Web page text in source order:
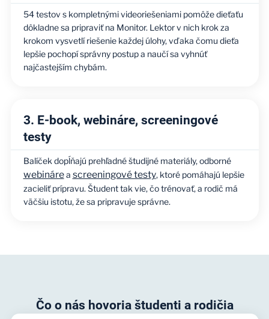
54 testov s kompletnými videoriešeniami pomôže dieťaťu
dôkladne sa pripraviť na Monitor. Lektor v nich krok za
krokom vysvetlí riešenie každej úlohy, vďaka čomu dieťa
lepšie pochopí správny postup a naučí sa vyhnúť
najčastejším chybám.
3. E-book, webináre, screeningové
testy
Balíček dopĺňajú prehľadné študijné materiály, odborné
webinárea screeningové testy, ktoré pomáhajú lepšie
zacieliť prípravu. Študent tak vie, čo trénovať, a rodič má
väčšiu istotu, že sa pripravuje správne.
Čo o nás hovoria študenti a rodičia